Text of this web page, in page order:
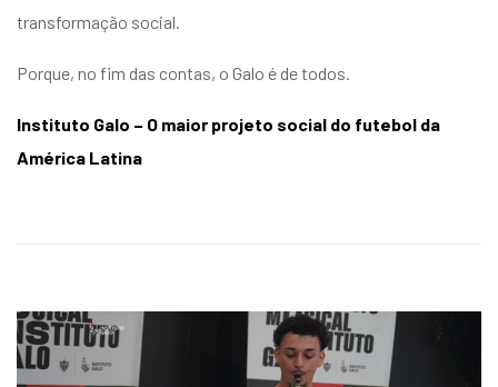
transformação social.
Porque, no fim das contas, o Galo é de todos.
Instituto Galo – O maior projeto social do futebol da
América Latina